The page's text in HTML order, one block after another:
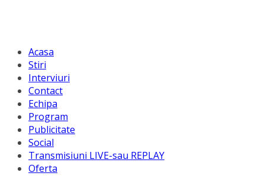
Acasa
Stiri
Interviuri
Contact
Echipa
Program
Publicitate
Social
Transmisiuni LIVE-sau REPLAY
Oferta